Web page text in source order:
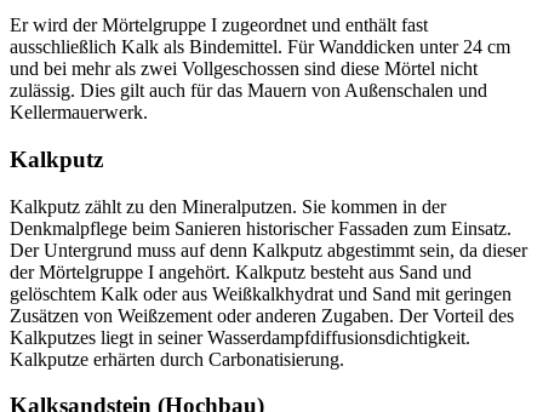
Er wird der Mörtelgruppe I zugeordnet und enthält fast
ausschließlich Kalk als Bindemittel. Für Wanddicken unter 24 cm
und bei mehr als zwei Vollgeschossen sind diese Mörtel nicht
zulässig. Dies gilt auch für das Mauern von Außenschalen und
Kellermauerwerk.
Kalkputz
Kalkputz zählt zu den Mineralputzen. Sie kommen in der
Denkmalpflege beim Sanieren historischer Fassaden zum Einsatz.
Der Untergrund muss auf denn Kalkputz abgestimmt sein, da dieser
der Mörtelgruppe I angehört. Kalkputz besteht aus Sand und
gelöschtem Kalk oder aus Weißkalkhydrat und Sand mit geringen
Zusätzen von Weißzement oder anderen Zugaben. Der Vorteil des
Kalkputzes liegt in seiner Wasserdampfdiffusionsdichtigkeit.
Kalkputze erhärten durch Carbonatisierung.
Kalksandstein (Hochbau)